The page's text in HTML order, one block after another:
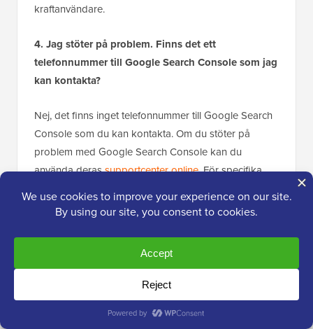
kraftanvändare.
4. Jag stöter på problem. Finns det ett
telefonnummer till Google Search Console som jag
kan kontakta?
Nej, det finns inget telefonnummer till Google Search
Console som du kan kontakta. Om du stöter på
problem med Google Search Console kan du
använda derassupportcenter online. För specifika
kostnadsfria WordPress-hjälpgruppför att ställa dina
Ytterligare resurser
Vi hoppas att den här artikeln hjälpte dig att lära dig
hur du lägger till din WordPress-webbplats i Google